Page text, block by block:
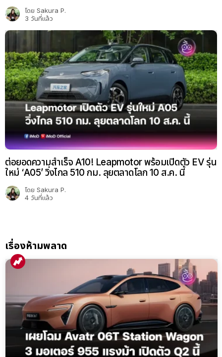
โดย Sakura P.
3 วันที่แล้ว
ต่อยอดความสำเร็จ A10! Leapmotor พร้อมเปิดตัว EV รุ่น
ใหม่ ‘A05’ วิ่งไกล 510 กม. ลุยตลาดโลก 10 ส.ค. นี้
โดย Sakura P.
4 วันที่แล้ว
เรื่องห้ามพลาด